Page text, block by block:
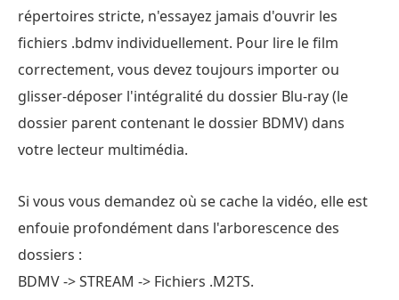
répertoires stricte, n'essayez jamais d'ouvrir les
fichiers .bdmv individuellement. Pour lire le film
correctement, vous devez toujours importer ou
glisser-déposer l'intégralité du dossier Blu-ray (le
dossier parent contenant le dossier BDMV) dans
votre lecteur multimédia.
Si vous vous demandez où se cache la vidéo, elle est
enfouie profondément dans l'arborescence des
dossiers :
BDMV -> STREAM -> Fichiers .M2TS.